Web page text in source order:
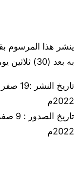
ينشر هذا المرسوم
به بعد (30) ثلاثين يوما من تاريخ نشره.
2022م
2022م